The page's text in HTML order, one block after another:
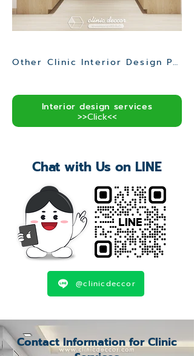
Other Clinic Interior Design Project>>
Interior design services
>>Click<<
Chat with Us on LINE
@clinicdeccor
Contact Information for Clinic